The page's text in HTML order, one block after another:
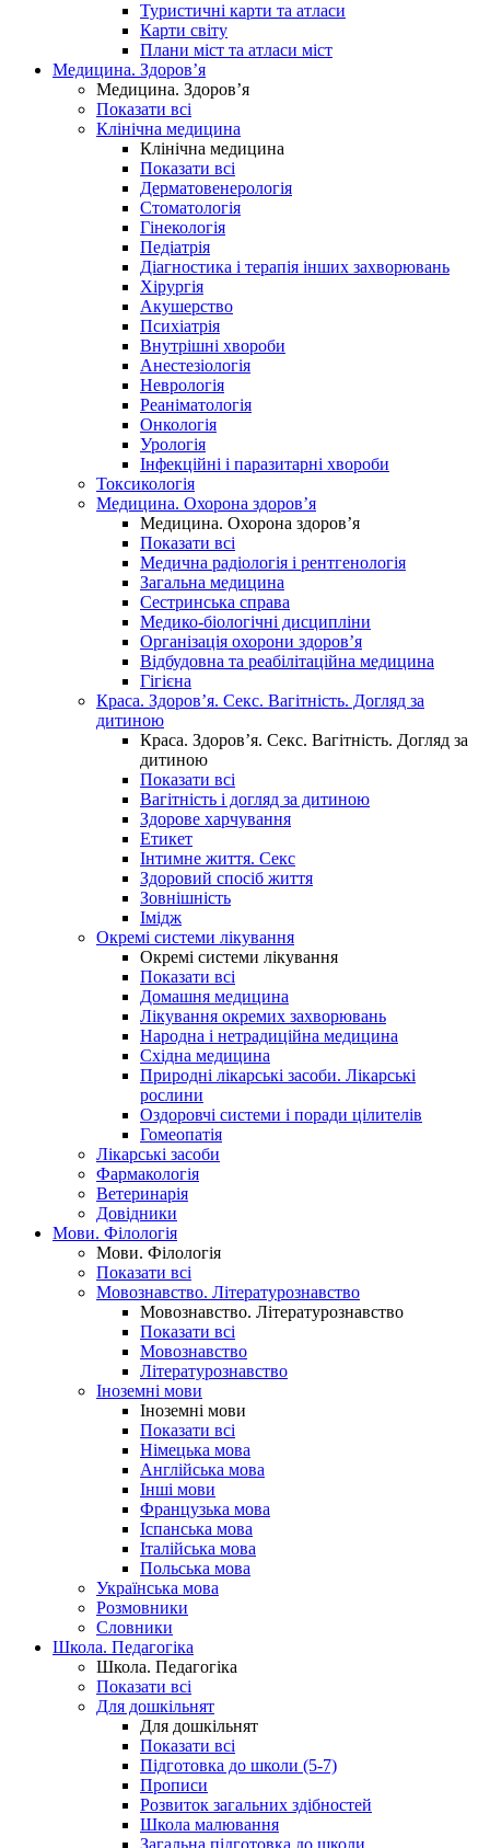
Туристичні карти та атласи
Карти світу
Плани міст та атласи міст
Медицина. Здоров’я
Медицина. Здоров’я
Показати всі
Клінічна медицина
Клінічна медицина
Показати всі
Дерматовенерологія
Стоматологія
Гінекологія
Педіатрія
Діагностика і терапія інших захворювань
Хірургія
Акушерство
Психіатрія
Внутрішні хвороби
Анестезіологія
Неврологія
Реаніматологія
Онкологія
Урологія
Інфекційні і паразитарні хвороби
Токсикологія
Медицина. Охорона здоров’я
Медицина. Охорона здоров’я
Показати всі
Медична радіологія і рентгенологія
Загальна медицина
Сестринська справа
Медико-біологічні дисципліни
Організація охорони здоров’я
Відбудовна та реабілітаційна медицина
Гігієна
Краса. Здоров’я. Секс. Вагітність. Догляд за
дитиною
Краса. Здоров’я. Секс. Вагітність. Догляд за
дитиною
Показати всі
Вагітність і догляд за дитиною
Здорове харчування
Етикет
Інтимне життя. Секс
Здоровий спосіб життя
Зовнішність
Імідж
Окремі системи лікування
Окремі системи лікування
Показати всі
Домашня медицина
Лікування окремих захворювань
Народна і нетрадиційна медицина
Східна медицина
Природні лікарські засоби. Лікарські
рослини
Оздоровчі системи і поради цілителів
Гомеопатія
Лікарські засоби
Фармакологія
Ветеринарія
Довідники
Мови. Філологія
Мови. Філологія
Показати всі
Мовознавство. Літературознавство
Мовознавство. Літературознавство
Показати всі
Мовознавство
Літературознавство
Іноземні мови
Іноземні мови
Показати всі
Німецька мова
Англійська мова
Інші мови
Французька мова
Іспанська мова
Італійська мова
Польська мова
Українська мова
Розмовники
Словники
Школа. Педагогіка
Школа. Педагогіка
Показати всі
Для дошкільнят
Для дошкільнят
Показати всі
Підготовка до школи (5-7)
Прописи
Розвиток загальних здібностей
Школа малювання
Загальна підготовка до школи